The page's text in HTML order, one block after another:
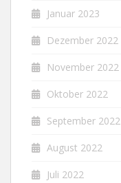
Januar 2023
Dezember 2022
November 2022
Oktober 2022
September 2022
August 2022
Juli 2022